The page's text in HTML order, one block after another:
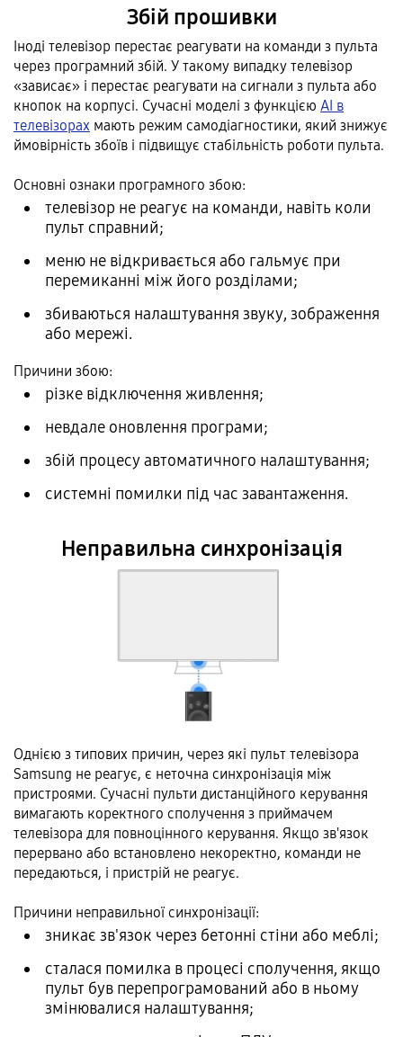
Збій прошивки
Іноді телевізор перестає реагувати на команди з пульта
через програмний збій. У такому випадку телевізор
«зависає» і перестає реагувати на сигнали з пульта або
кнопок на корпусі. Сучасні моделі з функцією AI в
телевізорах мають режим самодіагностики, який знижує
ймовірність збоїв і підвищує стабільність роботи пульта.
Основні ознаки програмного збою:
телевізор не реагує на команди, навіть коли
пульт справний;
меню не відкривається або гальмує при
перемиканні між його розділами;
збиваються налаштування звуку, зображення
або мережі.
Причини збою:
різке відключення живлення;
невдале оновлення програми;
збій процесу автоматичного налаштування;
системні помилки під час завантаження.
Неправильна синхронізація
Однією з типових причин, через які пульт телевізора
Samsung не реагує, є неточна синхронізація між
пристроями. Сучасні пульти дистанційного керування
вимагають коректного сполучення з приймачем
телевізора для повноцінного керування. Якщо зв'язок
перервано або встановлено некоректно, команди не
передаються, і пристрій не реагує.
Причини неправильної синхронізації:
зникає зв'язок через бетонні стіни або меблі;
сталася помилка в процесі сполучення, якщо
пульт був перепрограмований або в ньому
змінювалися налаштування;